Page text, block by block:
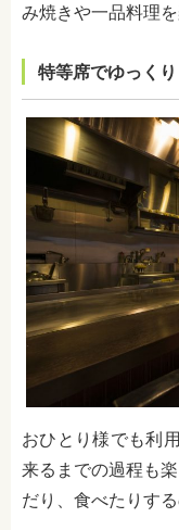
み焼きや一品料理
特等席でゆっく
おひとり様でも利
来るまでの過程も
だり、食べたりす